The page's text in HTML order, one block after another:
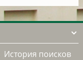
История поисков